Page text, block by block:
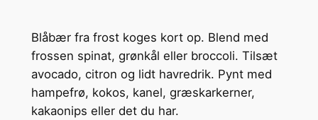
Blåbær fra frost koges kort op. Blend med
frossen spinat, grønkål eller broccoli. Tilsæt
avocado, citron og lidt havredrik. Pynt med
hampefrø, kokos, kanel, græskarkerner,
kakaonips eller det du har.